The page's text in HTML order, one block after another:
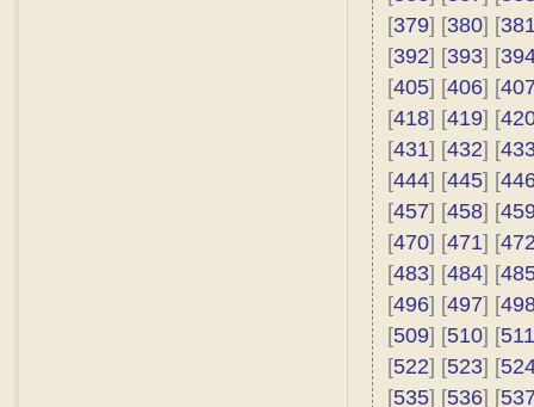
[379] [380] [
[392] [393] [
[405] [406] [
[418] [419] [
[431] [432] [
[444] [445] [
[457] [458] [
[470] [471] [
[483] [484] [
[496] [497] [
[509] [510] [511
[522] [523] [
[535] [536] [